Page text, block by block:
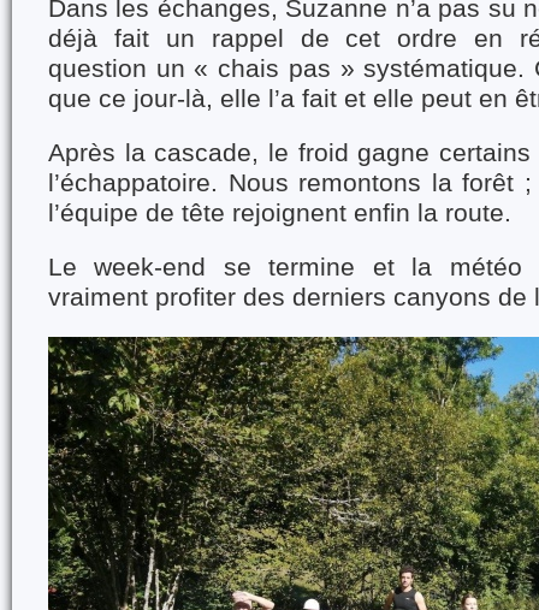
Dans les échanges, Suzanne n’a pas su
déjà fait un rappel de cet ordre en
question un « chais pas » systématique.
que ce jour-là, elle l’a fait et elle peut en
Après la cascade, le froid gagne
l’échappatoire. Nous remontons la forêt
l’équipe de tête rejoignent enfin la route.
Le week-end se termine et la
vraiment profiter des derniers canyons de